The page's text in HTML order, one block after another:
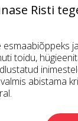
Risti
ja
toidu,
abistama